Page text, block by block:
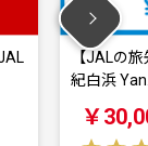
【JALの旅先
紀白浜 Yan…
￥30,000